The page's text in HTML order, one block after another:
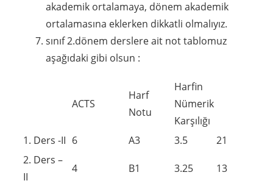
akademik ortalamaya, dönem akademik
ortalamasına eklerken dikkatli olmalıyız.
sınıf 2.dönem derslere ait not tablomuz
aşağıdaki gibi olsun :
ACTS
Harf
Notu
Harfin
Nümerik
Karşılığı
1. Ders -II 6 A3 3.5
21
2. Ders –
II
4 B1 3.25 13